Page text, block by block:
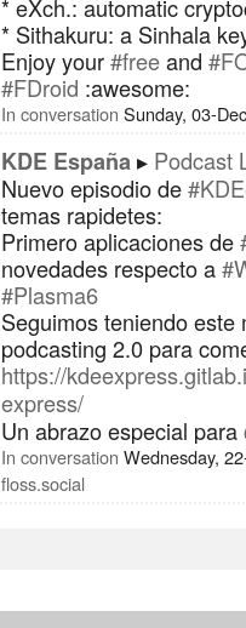
* eXch.: automatic
* Sithakuru: a Sinhala
Enjoy your#freeand
#FDroid :awesome:
In conversation Sunday, 03-
KDE España
Podcast
Nuevo episodio de
temas rapidetes:
Primero aplicaciones de
novedades respecto a
#Plasma6
Seguimos teniendo
podcasting 2.0 para
https://
express/
Un abrazo especial para
In conversation Wednesday,
floss.social